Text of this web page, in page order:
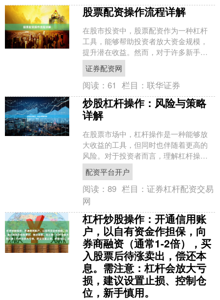
股票配资操作流程详解
在股市投资中，股票配资作为一种杠杆
工具，能够帮助投资者放大资金规模，
提升潜在收益。然而，对于许多新手来
说，配资的操作流程可能显得复杂且陌
生。本文将为您详细解析股....
证券配资网
阅读：61 栏目：联华证券
炒股杠杆操作：风险与策略
详解
在股票市场中，杠杆操作是一种能够放
大收益的工具，但同时也伴随着更高的
风险。对于投资者而言，理解杠杆操作
的原理、风险以及策略，是进行理性投
资的前提。本文将详细解析....
配资平台开户
阅读：89 栏目：证券杠杆配资交易
网
杠杆炒股操作：开通信用账
户，以自有资金作担保，向
券商融资（通常1-2倍），买
入股票后待涨卖出，偿还本
息。需注意：杠杆会放大亏
损，建议设置止损、控制仓
位，新手慎用。